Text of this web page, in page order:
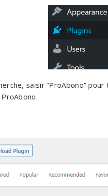
saisir “ProAbono”